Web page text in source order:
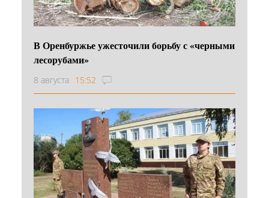
В Оренбуржье ужесточили борьбу с «черными
лесорубами»
8 августа 15:52